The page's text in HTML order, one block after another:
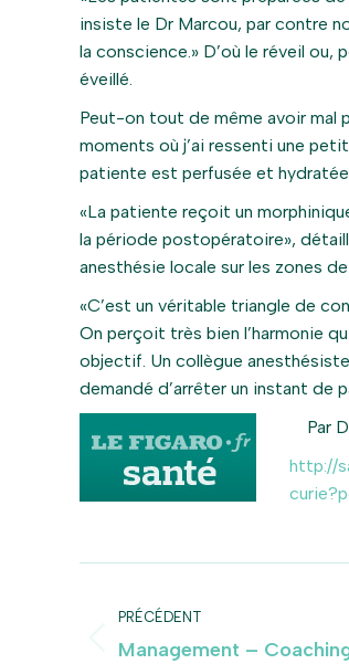
insiste le Dr Marcou, par contre
la conscience.» D’où le réveil ou,
éveillé.
Peut-on tout de même avoir mal
moments où j’ai ressenti une
patiente est perfusée et
«La patiente reçoit un
la période postopératoire»,
anesthésie locale sur les zones
«C’est un véritable triangle de
On perçoit très bien l’harmonie
objectif. Un collègue
demandé d’arrêter un instant de
Par
http://
article
PRÉCÉDENT
Article
Management –